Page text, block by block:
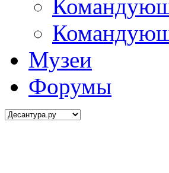
Музеи
Форумы